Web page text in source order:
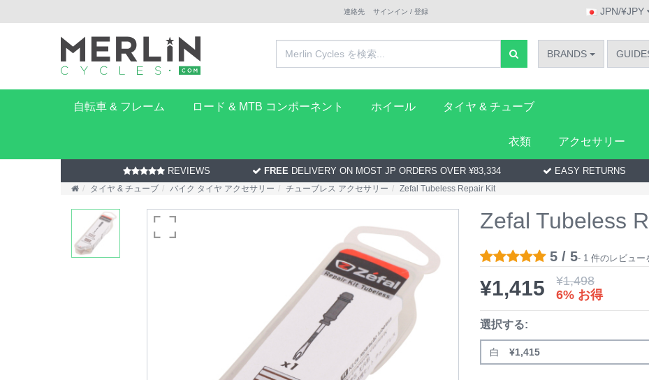
連絡先 サインイン / 登録 JPN/¥JPY
BRANDS
自転車 & フレーム ロード & MTB コンポーネント ホイール タイヤ & チューブ
衣類 アクセサリー
REVIEWS FREE DELIVERY ON MOST JP ORDERS OVER ¥83,334 EASY RETURNS
タイヤ & チューブ バイク タイヤ アクセサリー チューブレス アクセサリー Zefal Tubeless Repair Kit
Zefal Tubeless
5 / 5- 1 件のレビュー
¥1,415 ¥1,498
6% お得
選択する:
白 ¥1,415